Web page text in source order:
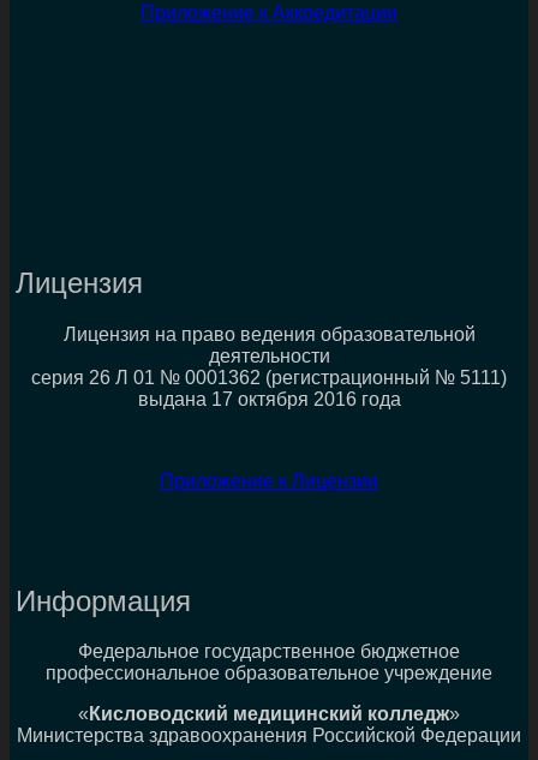
Приложение к Аккредитации
Лицензия
Лицензия на право ведения образовательной
деятельности
серия 26 Л 01 № 0001362 (регистрационный № 5111)
выдана 17 октября 2016 года
Приложение к Лицензии
Информация
Федеральное государственное бюджетное
профессиональное образовательное учреждение
« Кисловодский медицинский колледж»
Министерства здравоохранения Российской Федерации